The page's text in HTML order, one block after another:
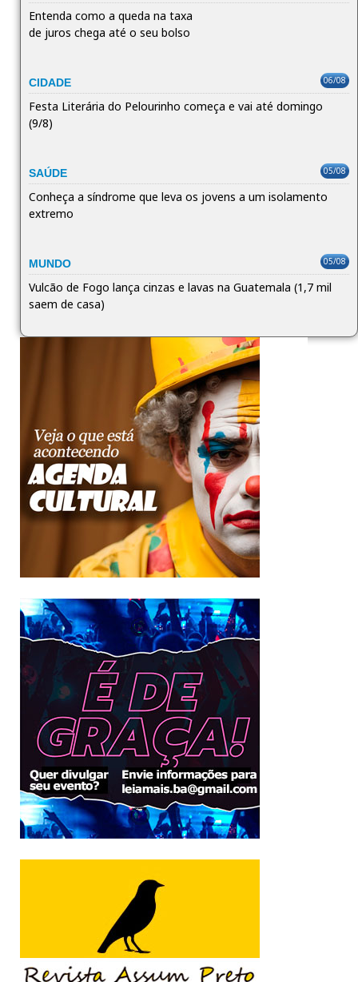
Entenda como a queda na taxa
de juros chega até o seu bolso
CIDADE 06/08
Festa Literária do Pelourinho começa e vai até domingo
(9/8)
SAÚDE 05/08
Conheça a síndrome que leva os jovens a um isolamento
extremo
MUNDO 05/08
Vulcão de Fogo lança cinzas e lavas na Guatemala (1,7 mil
saem de casa)